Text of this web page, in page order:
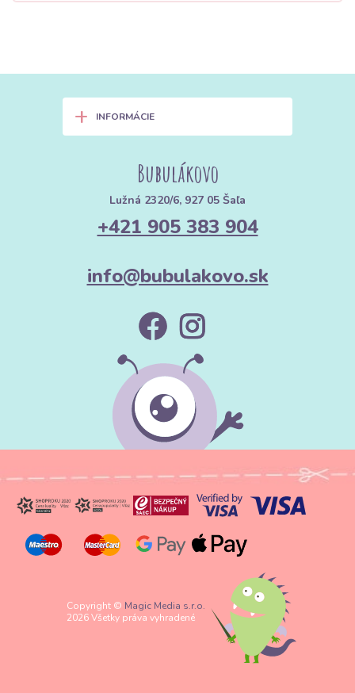
+ INFORMÁCIE
Bubulákovo
Lužná 2320/6, 927 05 Šaľa
+421 905 383 904
info@bubulakovo.sk
Copyright © Magic Media s.r.o.
2026 Všetky práva vyhradené